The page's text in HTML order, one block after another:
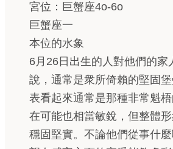
宮位：巨蟹座4o-6o
巨蟹座一
本位的水象
6月26日出生的人對他們的家
說，通常是衆所倚賴的堅固
表看起來通常是那種非常魁
在可能也相當敏銳，但整體
穩固堅實。不論他們從事什